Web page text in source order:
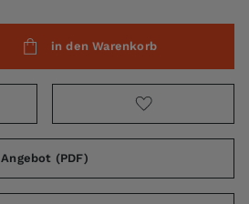
in den Warenkorb
Angebot (PDF)